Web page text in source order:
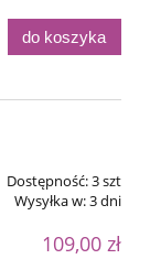
do koszyka
Dostępność:3 szt
Wysyłka w:3 dni
109,00 zł